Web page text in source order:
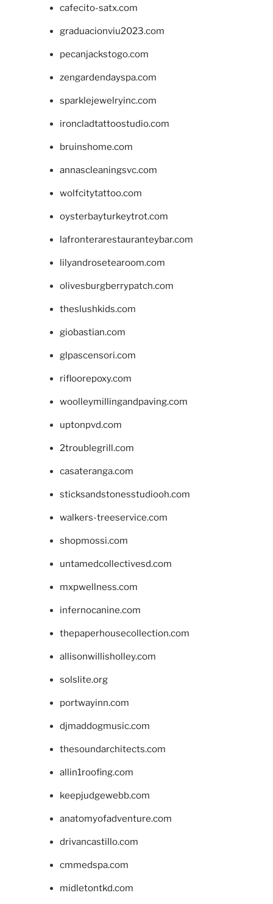
cafecito-satx.com
graduacionviu2023.com
pecanjackstogo.com
zengardendayspa.com
sparklejewelryinc.com
ironcladtattoostudio.com
bruinshome.com
annascleaningsvc.com
wolfcitytattoo.com
oysterbayturkeytrot.com
lafronterarestauranteybar.com
lilyandrosetearoom.com
olivesburgberrypatch.com
theslushkids.com
giobastian.com
glpascensori.com
rifloorepoxy.com
woolleymillingandpaving.com
uptonpvd.com
2troublegrill.com
casateranga.com
sticksandstonesstudiooh.com
walkers-treeservice.com
shopmossi.com
untamedcollectivesd.com
mxpwellness.com
infernocanine.com
thepaperhousecollection.com
allisonwillisholley.com
solslite.org
portwayinn.com
djmaddogmusic.com
thesoundarchitects.com
allin1roofing.com
keepjudgewebb.com
anatomyofadventure.com
drivancastillo.com
cmmedspa.com
midletontkd.com